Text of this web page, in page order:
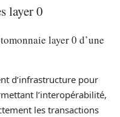
layer 0
layer 0 d’une
d’infrastructure pour
l’interopérabilité,
les transactions